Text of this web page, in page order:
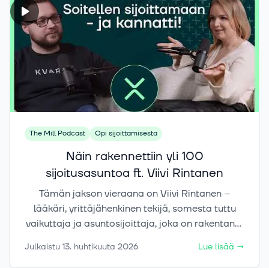
vaikutusta markkinoihin, geopoliittisia riskejä,
Kiinan kasvavaa roolia, Euroopan tilannetta
sekä sitä, miksi raaka-aineet, hajauttaminen ja
varovaisuus voivat nousta entistä tärkeämmiksi
teemoiksi sijoittajalle. Puhumme myös
kryptoista, Bitcoinista, markkinoiden
tunnelmasta ja siitä, miksi sijoittajan kannattaa
katsoa Yhdysvaltojen ulkopuolelle esimerkiksi
Brasiliaan, Etelä-Koreaan, Intiaan ja Kiinaan.
The Mill Podcast Opi sijoittamisesta
Näin rakennettiin yli 100
sijoitusasuntoa ft. Viivi Rintanen
Tämän jakson vieraana on Viivi Rintanen –
lääkäri, yrittäjähenkinen tekijä, somesta tuttu
vaikuttaja ja asuntosijoittaja, joka on rakentanut
kokonaisuuden. Tässä jaksossa puhutaan
Julkaistu 13. huhtikuuta 2026 Lue lisää →